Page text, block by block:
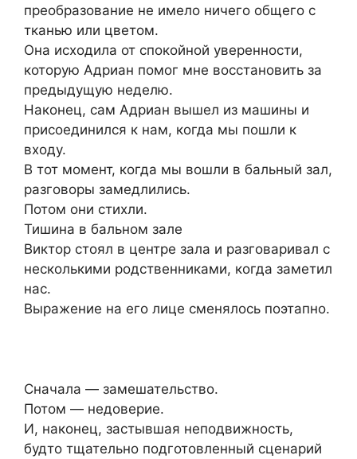
преобразование не имело ничего общего с
тканью или цветом.
Она исходила от спокойной уверенности,
которую Адриан помог мне восстановить за
предыдущую неделю.
Наконец, сам Адриан вышел из машины и
присоединился к нам, когда мы пошли к
входу.
В тот момент, когда мы вошли в бальный зал,
разговоры замедлились.
Потом они стихли.
Тишина в бальном зале
Виктор стоял в центре зала и разговаривал с
несколькими родственниками, когда заметил
нас.
Выражение на его лице сменялось поэтапно.
Сначала — замешательство.
Потом — недоверие.
И, наконец, застывшая неподвижность,
будто тщательно подготовленный сценарий